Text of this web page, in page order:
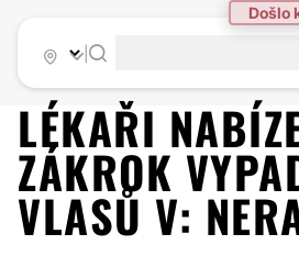
LÉKAŘI
ZÁKROK
VLASŮ V: